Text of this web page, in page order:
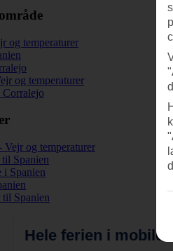
og temperaturer
og temperaturer
Vejr og temperaturer
Spanien
i Spanien
til Spanien
Hele ferien i mobilen.